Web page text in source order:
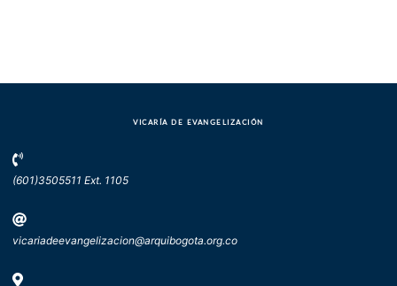
VICARÍA DE EVANGELIZACIÓN
(601)3505511 Ext. 1105
vicariadeevangelizacion@arquibogota.org.co